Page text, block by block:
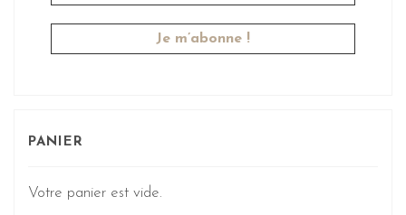
PANIER
Votre panier est vide.